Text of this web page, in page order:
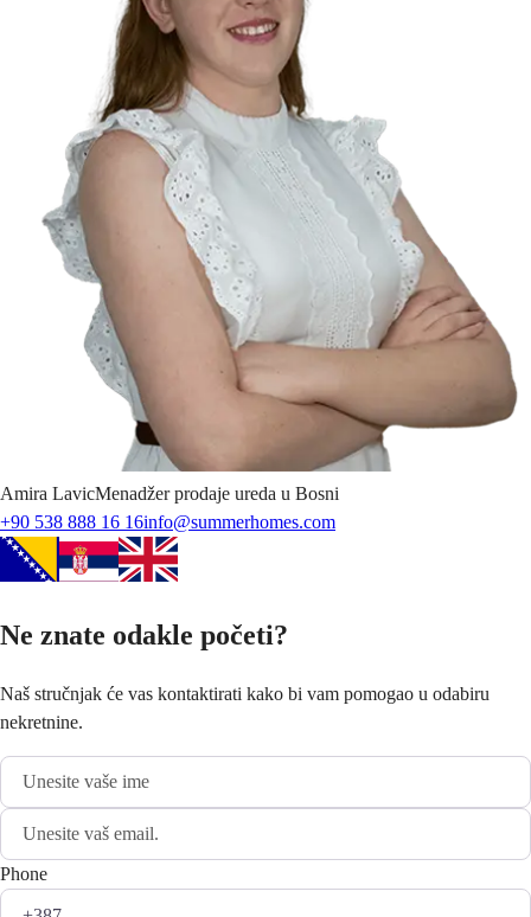
Amira LavicMenadžer prodaje ureda u Bosni
+90 538 888 16 16info@summerhomes.com
Ne znate odakle početi?
Naš stručnjak će vas kontaktirati kako bi vam pomogao u odabiru
nekretnine.
Phone